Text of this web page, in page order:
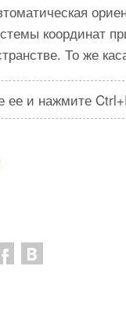
координат
То же
и нажмите